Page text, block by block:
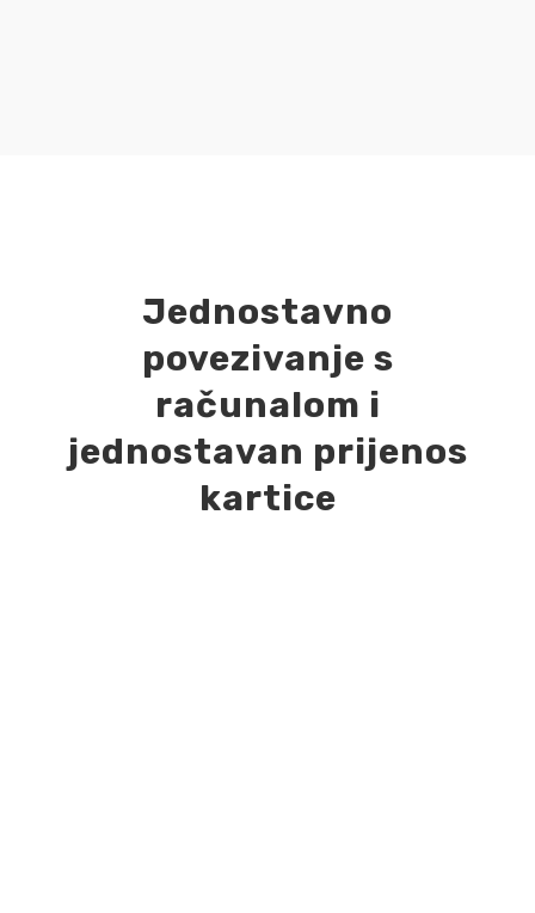
Jednostavno
povezivanje s
računalom i
jednostavan prijenos
kartice